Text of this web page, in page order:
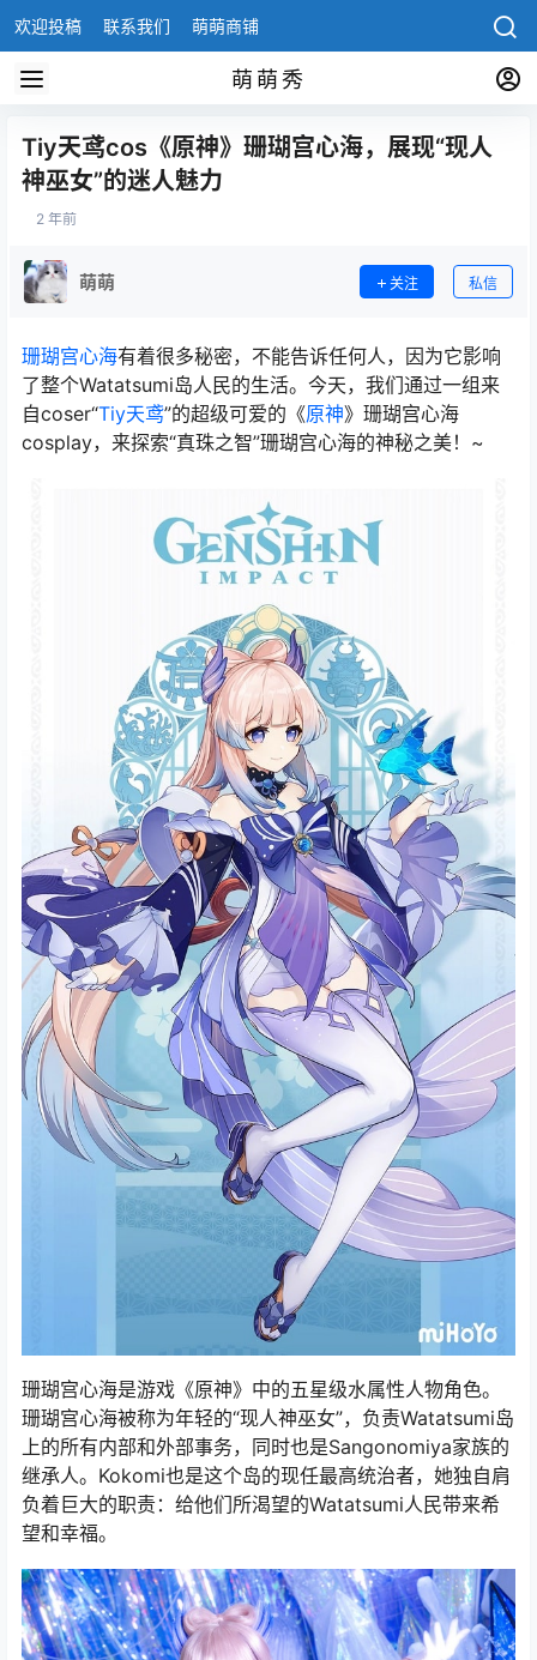
欢迎投稿 联系我们 萌萌商铺
萌萌秀
Tiy天鸢cos《原神》珊瑚宫心海，展现“现人
神巫女”的迷人魅力
2 年前
萌萌 关注 私信
珊瑚宫心海有着很多秘密，不能告诉任何人，因为它影响
了整个Watatsumi岛人民的生活。今天，我们通过一组来
自coser“Tiy天鸢”的超级可爱的《原神》珊瑚宫心海
cosplay，来探索“真珠之智”珊瑚宫心海的神秘之美！~
珊瑚宫心海是游戏《原神》中的五星级水属性人物角色。
珊瑚宫心海被称为年轻的“现人神巫女”，负责Watatsumi岛
上的所有内部和外部事务，同时也是Sangonomiya家族的
继承人。Kokomi也是这个岛的现任最高统治者，她独自肩
负着巨大的职责：给他们所渴望的Watatsumi人民带来希
望和幸福。